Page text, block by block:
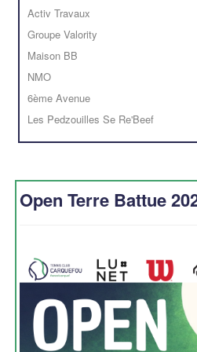
Activ Travaux
Groupe Valority
Maison BB
NMO
6ème Avenue
Les Pedzouilles Se Re'Beef
Open Terre Battue